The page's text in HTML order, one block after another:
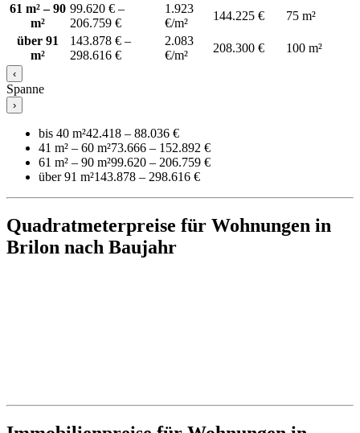
61 m² – 90
m²
99.620 € –
206.759 €
1.923
€/m²
144.225 €
75 m²
über 91
m²
143.878 € –
298.616 €
2.083
€/m²
208.300 € 100 m²
‹
Spanne
›
bis 40 m²42.418 – 88.036 €
41 m² – 60 m²73.666 – 152.892 €
61 m² – 90 m²99.620 – 206.759 €
über 91 m²143.878 – 298.616 €
Quadratmeterpreise für Wohnungen in
Brilon nach Baujahr